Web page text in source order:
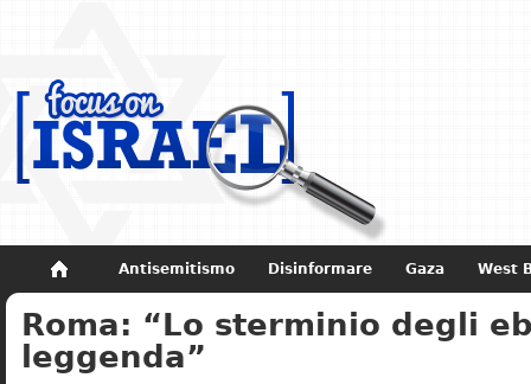
Antisemitismo Disinformare Gaza West
Non dimenticare Storia di Israele
Roma: “Lo sterminio degli
leggenda”